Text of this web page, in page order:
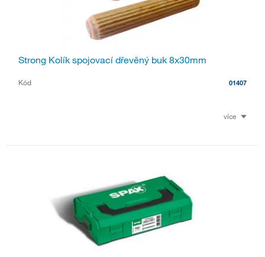
Strong Kolík spojovací dřevěný buk 8x30mm
Kód 01407
více